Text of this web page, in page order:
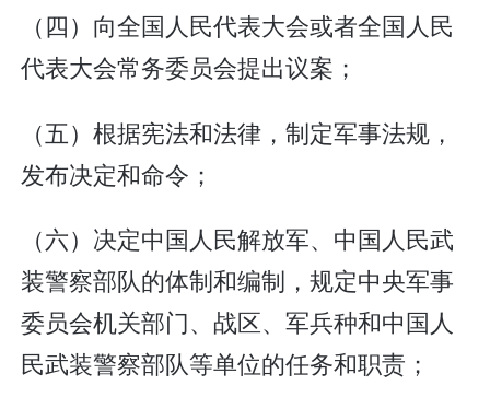
（四）向全国人民代表大会或者全国人民
代表大会常务委员会提出议案；
（五）根据宪法和法律，制定军事法规，
发布决定和命令；
（六）决定中国人民解放军、中国人民武
装警察部队的体制和编制，规定中央军事
委员会机关部门、战区、军兵种和中国人
民武装警察部队等单位的任务和职责；